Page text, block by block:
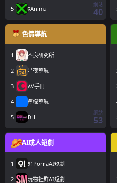
5 XAnimu
網站
40
色情導航
1 不良研究所
2 星夜導航
3 AV手冊
4 檸檬導航
5 DH
網站
53
AI成人短劇
1 91PornaAI短劇
2 玩物社群AI短劇